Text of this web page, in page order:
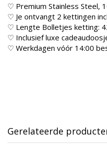
♡ Premium Stainless Steel,
♡ Je ontvangt 2 kettingen
♡ Lengte Bolletjes ketting:
♡ Inclusief luxe
♡ Werkdagen vóór 14:00
Gerelateerde